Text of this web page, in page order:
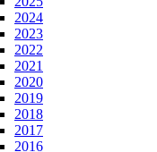
2024
2023
2022
2021
2020
2019
2018
2017
2016